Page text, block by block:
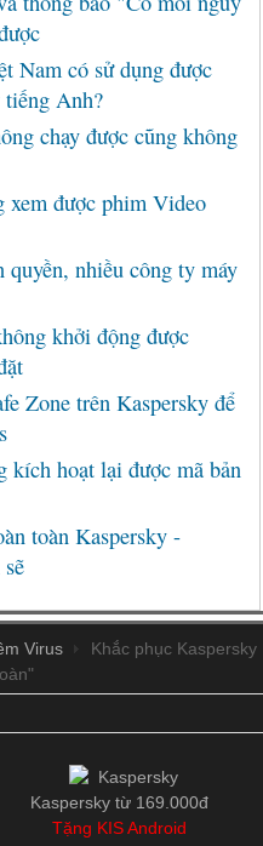
Nam có sử dụng được
tiếng Anh?
chạy được cũng không
xem được phim Video
quyền, nhiều công ty máy
khởi động được
Zone trên Kaspersky để
kích hoạt lại được mã bản
toàn Kaspersky -
Virus
Khắc phục Kaspersky
Kaspersky từ 169.000đ
Tặng KIS Android